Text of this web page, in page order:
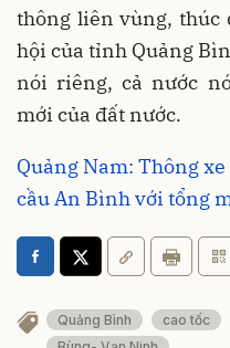
thông liên vùng,
hội của tỉnh Quảng
nói riêng, cả nước
mới của đất nước.
Quảng Nam: Thông
cầu An Bình với tổng
Quảng Bình cao tốc